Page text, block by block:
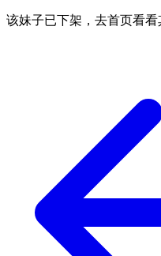
该妹子已下架，去首页看看